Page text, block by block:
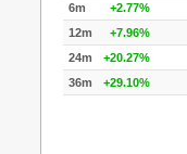
6m
+2.77%
12m
+7.96%
24m
+20.27%
36m
+29.10%